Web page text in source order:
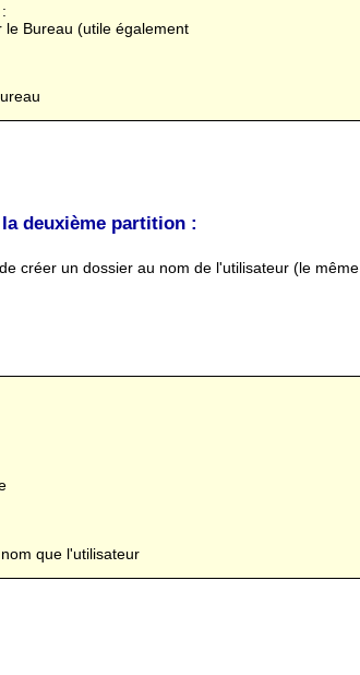
Bureau (utile également
deuxième partition :
créer un dossier au nom de l'utilisateur (le même
que l'utilisateur